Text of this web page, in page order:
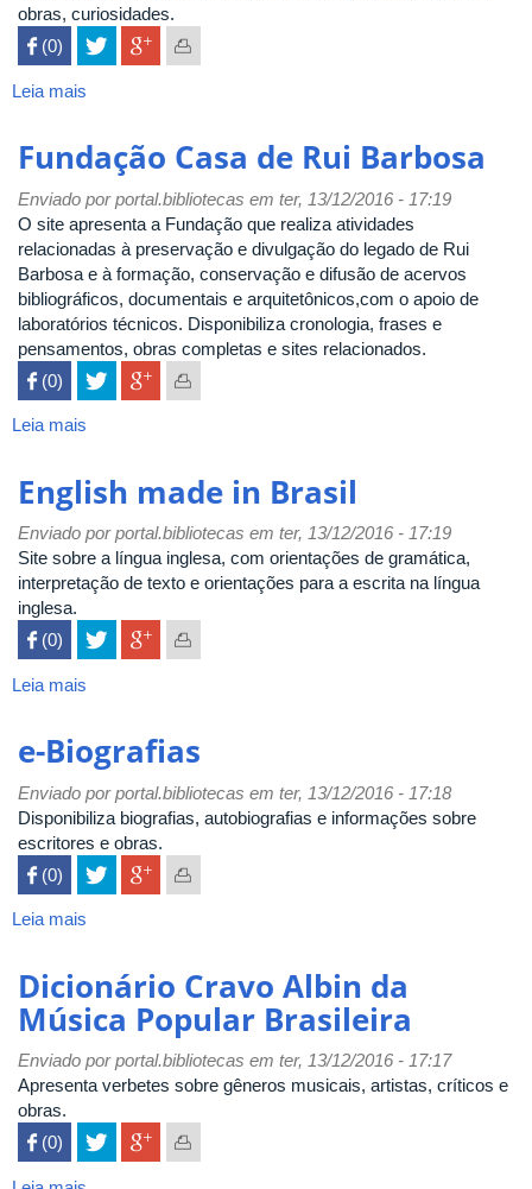
obras, curiosidades.
 (0)
Leia mais
de
Poesia
Fundação Casa de Rui Barbosa
Enviado porportal.bibliotecas em ter, 13/12/2016 - 17:19
O site apresenta a Fundação que realiza atividades
relacionadas à preservação e divulgação do legado de Rui
Barbosa e à formação, conservação e difusão de acervos
bibliográficos, documentais e arquitetônicos,com o apoio de
laboratórios técnicos. Disponibiliza cronologia, frases e
pensamentos, obras completas e sites relacionados.
 (0)
Leia mais
de
Barbosa
English made in Brasil
Enviado porportal.bibliotecas em ter, 13/12/2016 - 17:19
Site sobre a língua inglesa, com orientações de gramática,
interpretação de texto e orientações para a escrita na língua
inglesa.
 (0)
Leia mais
in
e-Biografias
Enviado porportal.bibliotecas em ter, 13/12/2016 - 17:18
Disponibiliza biografias, autobiografias e informações sobre
escritores e obras.
 (0)
Leia mais
Dicionário Cravo Albin da
Música Popular Brasileira
Enviado porportal.bibliotecas em ter, 13/12/2016 - 17:17
Apresenta verbetes sobre gêneros musicais, artistas, críticos e
obras.
 (0)